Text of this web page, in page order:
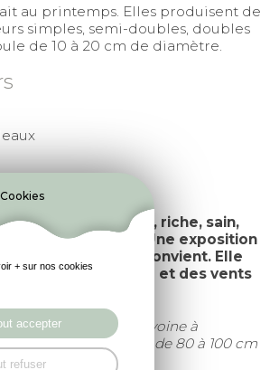
au printemps. Elles produisent de
simples, semi-doubles, doubles
de 10 à 20 cm de diamètre.
un sol profond, riche, sain,
mais bien drainé. Une exposition
soleil brûlant lui convient. Elle
des courants d’air et des vents
de planter votre pivoine à
une distance de 80 à 100 cm
+ sur nos cookies
accepter
refuser